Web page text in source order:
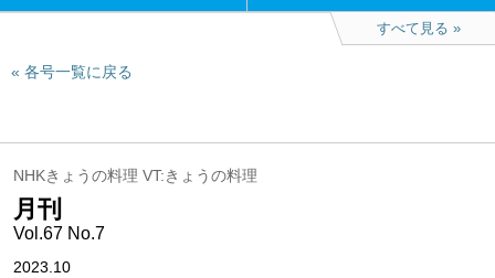
すべて見る
各号一覧に戻る
NHKきょうの料理 VT:きょうの料理
月刊
Vol.67 No.7
2023.10